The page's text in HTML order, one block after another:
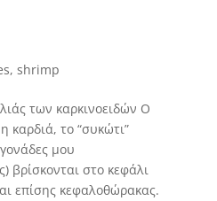
, shrimp
των καρκινοειδών Ο
καρδιά, το “συκώτι”
μου
βρίσκονται στο κεφάλι
επίσης κεφαλοθώρακας.